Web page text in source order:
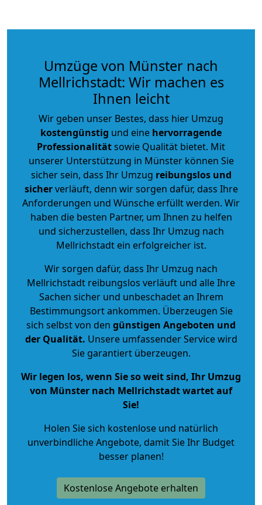
Umzüge von Münster nach
Mellrichstadt: Wir machen es
Ihnen leicht
Wir geben unser Bestes, dass hier Umzug
kostengünstig und eine hervorragende
Professionalitätsowie Qualität bietet. Mit
unserer Unterstützung in Münster können Sie
sicher sein, dass Ihr Umzug reibungslos und
sicherverläuft, denn wir sorgen dafür, dass Ihre
Anforderungen und Wünsche erfüllt werden. Wir
haben die besten Partner, um Ihnen zu helfen
und sicherzustellen, dass Ihr Umzug nach
Mellrichstadt ein erfolgreicher ist.
Wir sorgen dafür, dass Ihr Umzug nach
Mellrichstadt reibungslos verläuft und alle Ihre
Sachen sicher und unbeschadet an Ihrem
Bestimmungsort ankommen. Überzeugen Sie
sich selbst von den günstigen Angeboten und
der Qualität. Unsere umfassender Service wird
Sie garantiert überzeugen.
Wir legen los, wenn Sie so weit sind, Ihr Umzug
von Münster nach Mellrichstadt wartet auf
Sie!
Holen Sie sich kostenlose und natürlich
unverbindliche Angebote, damit Sie Ihr Budget
besser planen!
Kostenlose Angebote erhalten